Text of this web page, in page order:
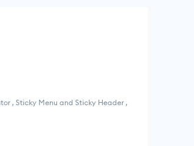
, Sticky Menu and Sticky Header ,